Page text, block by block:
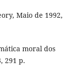
Maio de 1992,
moral dos
291 p.